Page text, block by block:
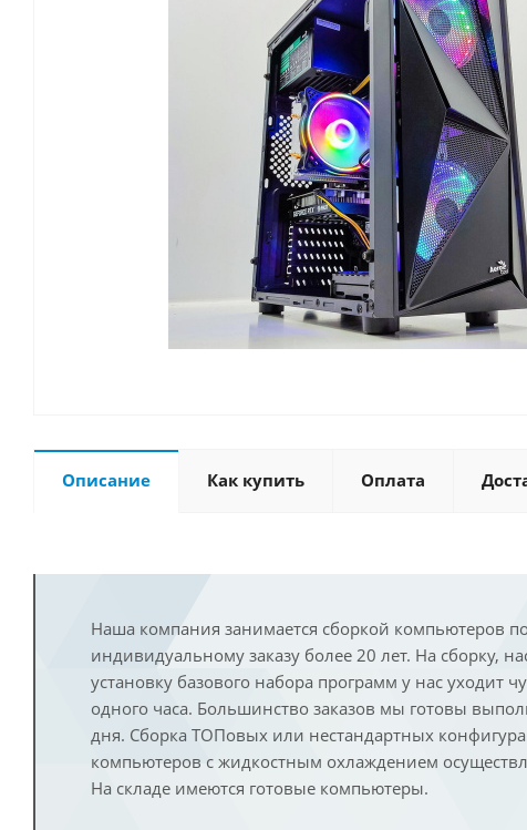
Описание Как купить Оплата
Наша компания занимается сборкой компьютеров по
индивидуальному заказу более 20 лет. На сборку,
установку базового набора программ у нас уходит
одного часа. Большинство заказов мы готовы
дня. Сборка ТОПовых или нестандартных
компьютеров с жидкостным охлаждением
На складе имеются готовые компьютеры.